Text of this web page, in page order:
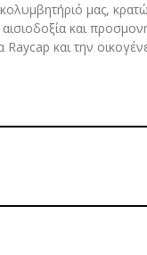
μας,
και
Raycap και την